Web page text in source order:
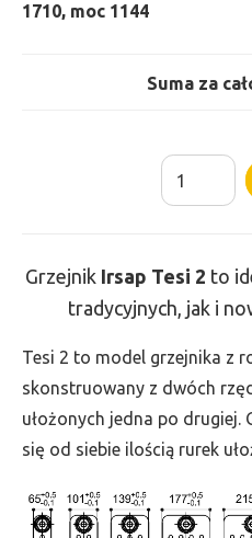
1710, moc 1144
Suma za
ilość
Grzejnik
-
wys.
400,
szer.
1710,
1144
Grzejnik Irsap Tesi 2 to
tradycyjnych, jak i
Tesi 2 to model grzejnika z
skonstruowany z dwóch
ułożonych jedna po drugiej.
się od siebie ilością rurek